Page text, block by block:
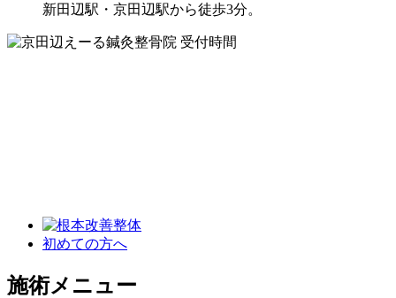
新田辺駅・京田辺駅から徒歩3分。
初めての方へ
施術メニュー